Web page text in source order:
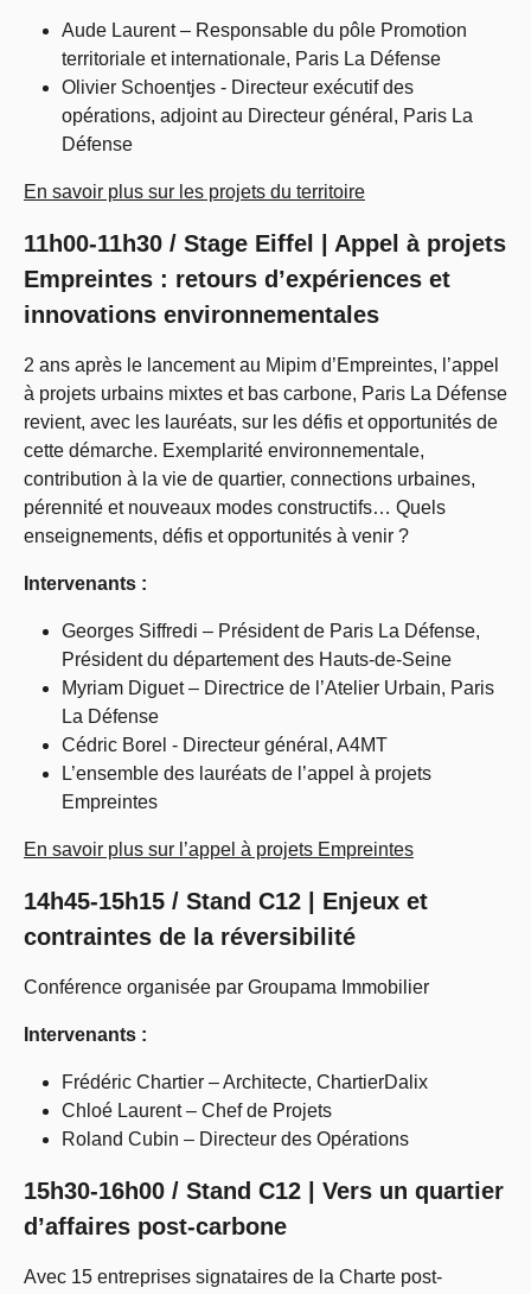
Aude Laurent – Responsable du pôle Promotion
territoriale et internationale, Paris La Défense
Olivier Schoentjes - Directeur exécutif des
opérations, adjoint au Directeur général, Paris La
Défense
En savoir plus sur les projets du territoire
11h00-11h30 / Stage Eiffel | Appel à projets
Empreintes : retours d’expériences et
innovations environnementales
2 ans après le lancement au Mipim d’Empreintes, l’appel
à projets urbains mixtes et bas carbone, Paris La Défense
revient, avec les lauréats, sur les défis et opportunités de
cette démarche. Exemplarité environnementale,
contribution à la vie de quartier, connections urbaines,
pérennité et nouveaux modes constructifs… Quels
enseignements, défis et opportunités à venir ?
Intervenants :
Georges Siffredi – Président de Paris La Défense,
Président du département des Hauts-de-Seine
Myriam Diguet – Directrice de l’Atelier Urbain, Paris
La Défense
Cédric Borel - Directeur général, A4MT
L’ensemble des lauréats de l’appel à projets
Empreintes
En savoir plus sur l’appel à projets Empreintes
14h45-15h15 / Stand C12 | Enjeux et
contraintes de la réversibilité
Conférence organisée par Groupama Immobilier
Intervenants :
Frédéric Chartier – Architecte, ChartierDalix
Chloé Laurent – Chef de Projets
Roland Cubin – Directeur des Opérations
15h30-16h00 / Stand C12 | Vers un quartier
d’affaires post-carbone
Avec 15 entreprises signataires de la Charte post-